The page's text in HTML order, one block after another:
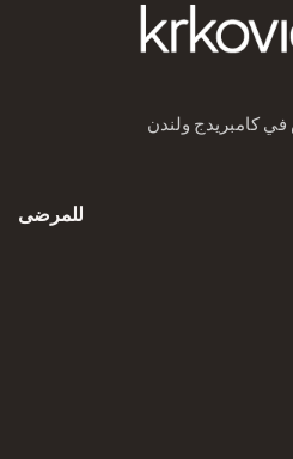
كامبريدج ولندن
للمرضى